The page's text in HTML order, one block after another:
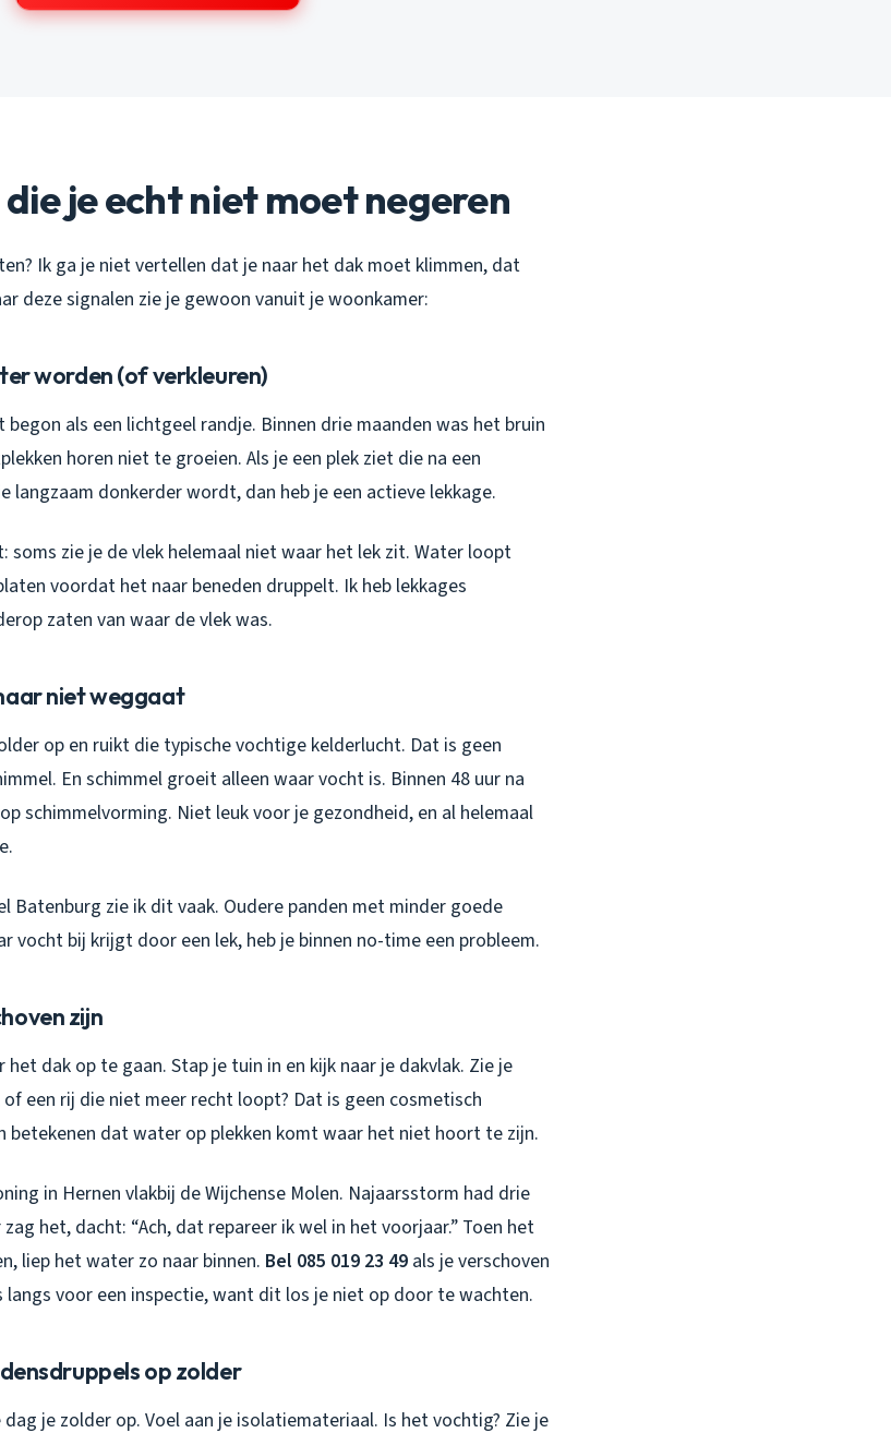
je echt niet moet negeren
Ik ga je niet vertellen dat je naar het dak moet klimmen, dat
deze signalen zie je gewoon vanuit je woonkamer:
worden (of verkleuren)
begon als een lichtgeel randje. Binnen drie maanden was het bruin
horen niet te groeien. Als je een plek ziet die na een
donkerder wordt, dan heb je een actieve lekkage.
soms zie je de vlek helemaal niet waar het lek zit. Water loopt
voordat het naar beneden druppelt. Ik heb lekkages
zaten van waar de vlek was.
niet weggaat
op en ruikt die typische vochtige kelderlucht. Dat is geen
En schimmel groeit alleen waar vocht is. Binnen 48 uur na
schimmelvorming. Niet leuk voor je gezondheid, en al helemaal
Batenburg zie ik dit vaak. Oudere panden met minder goede
vocht bij krijgt door een lek, heb je binnen no-time een probleem.
zijn
het dak op te gaan. Stap je tuin in en kijk naar je dakvlak. Zie je
een rij die niet meer recht loopt? Dat is geen cosmetisch
betekenen dat water op plekken komt waar het niet hoort te zijn.
in Hernen vlakbij de Wijchense Molen. Najaarsstorm had drie
het, dacht: “Ach, dat repareer ik wel in het voorjaar.” Toen het
liep het water zo naar binnen. Bel 085 019 23 49 als je verschoven
langs voor een inspectie, want dit los je niet op door te wachten.
op zolder
je zolder op. Voel aan je isolatiemateriaal. Is het vochtig? Zie je